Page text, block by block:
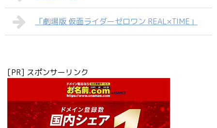
「劇場版 仮面ライダーゼロワン REAL×TIME」
[PR] スポンサーリンク